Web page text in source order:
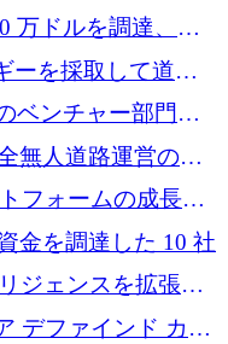
万ドルを調達、
Bliq がエストニア
認
ーを採取して道路
万ドルを調達
ベンチャー部門か
大
無人道路運営の承
フォームの成長に
金を調達した 10 社
ジェンスを拡張す
枠を確保
デファインド カメ